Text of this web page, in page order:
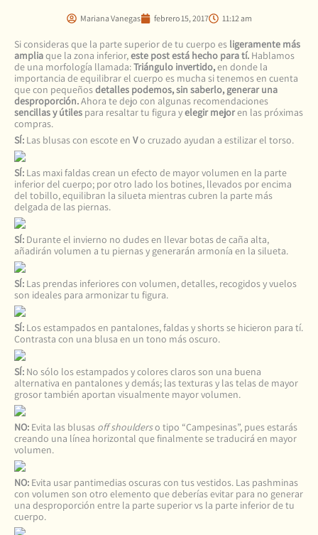
Mariana Vanegas febrero 15, 2017 11:12 am
Si consideras que la parte superior de tu cuerpo es ligeramente más
ampliaque la zona inferior,este post está hecho para tí. Hablamos
de una morfología llamada:Triángulo invertido,en donde la
importancia de equilibrar el cuerpo es mucha si tenemos en cuenta
que con pequeñosdetalles podemos, sin saberlo, generar una
desproporción.Ahora te dejo con algunas recomendaciones
sencillas y útiles para resaltar tu figura yelegir mejoren las próximas
compras.
SÍ: Las blusas con escote en Vo cruzado ayudan a estilizar el torso.
SÍ: Las maxi faldas crean un efecto de mayor volumen en la parte
inferior del cuerpo; por otro lado los botines, llevados por encima
del tobillo, equilibran la silueta mientras cubren la parte más
delgada de las piernas.
SÍ: Durante el invierno no dudes en llevar botas de caña alta,
añadirán volumen a tu piernas y generarán armonía en la silueta.
SÍ: Las prendas inferiores con volumen, detalles, recogidos y vuelos
son ideales para armonizar tu figura.
SÍ: Los estampados en pantalones, faldas y shorts se hicieron para tí.
Contrasta con una blusa en un tono más oscuro.
SÍ: No sólo los estampados y colores claros son una buena
alternativa en pantalones y demás; las texturas y las telas de mayor
grosor también aportan visualmente mayor volumen.
NO: Evita las blusas off shoulderso tipo “Campesinas”, pues estarás
creando una línea horizontal que finalmente se traducirá en mayor
volumen.
NO: Evita usar pantimedias oscuras con tus vestidos. Las pashminas
con volumen son otro elemento que deberías evitar para no generar
una desproporción entre la parte superior vs la parte inferior de tu
cuerpo.